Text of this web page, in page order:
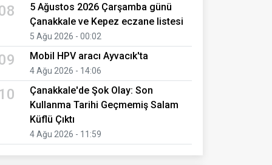
5 Ağustos 2026 Çarşamba günü
Çanakkale ve Kepez eczane listesi
5 Ağu 2026 - 00:02
Mobil HPV aracı Ayvacık'ta
4 Ağu 2026 - 14:06
Çanakkale'de Şok Olay: Son
Kullanma Tarihi Geçmemiş Salam
Küflü Çıktı
4 Ağu 2026 - 11:59